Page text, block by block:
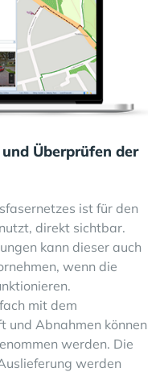
Überprüfen der
ist für den
direkt sichtbar.
kann dieser auch
wenn die
mit dem
und Abnahmen können
werden. Die
werden